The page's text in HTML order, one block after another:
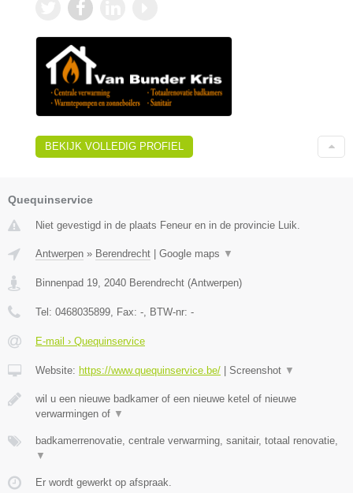
BEKIJK VOLLEDIG PROFIEL
Quequinservice
Niet gevestigd in de plaats Feneur en in de provincie Luik.
Antwerpen » Berendrecht Google maps ▼
Binnenpad 19, 2040 Berendrecht (Antwerpen)
Tel: 0468035899, Fax: -, BTW-nr: -
E-mail › Quequinservice
Website: https://www.quequinservice.be/ Screenshot ▼
wil u een nieuwe badkamer of een nieuwe ketel of nieuwe
verwarmingen of ▼
badkamerrenovatie, centrale verwarming, sanitair, totaal renovatie,
▼
Er wordt gewerkt op afspraak.